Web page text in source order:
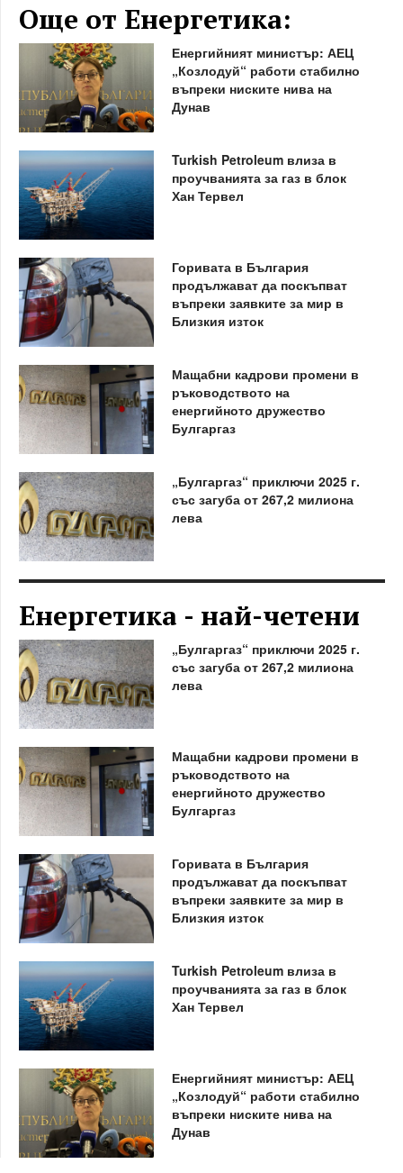
Още от Енергетика:
Енергийният министър: АЕЦ
„Козлодуй“ работи стабилно
въпреки ниските нива на
Дунав
Turkish Petroleum влиза в
проучванията за газ в блок
Хан Тервел
Горивата в България
продължават да поскъпват
въпреки заявките за мир в
Близкия изток
Мащабни кадрови промени в
ръководството на
енергийното дружество
Булгаргаз
„Булгаргаз“ приключи 2025 г.
със загуба от 267,2 милиона
лева
Енергетика - най-четени
„Булгаргаз“ приключи 2025 г.
със загуба от 267,2 милиона
лева
Мащабни кадрови промени в
ръководството на
енергийното дружество
Булгаргаз
Горивата в България
продължават да поскъпват
въпреки заявките за мир в
Близкия изток
Turkish Petroleum влиза в
проучванията за газ в блок
Хан Тервел
Енергийният министър: АЕЦ
„Козлодуй“ работи стабилно
въпреки ниските нива на
Дунав